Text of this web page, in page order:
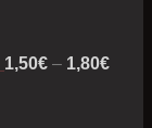
1,50€ – 1,80€1,80€